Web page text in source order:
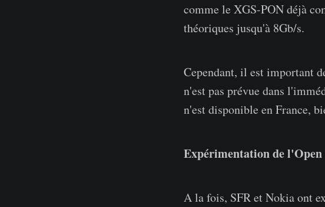
comme le XGS-PON déjà
théoriques jusqu'à 8Gb/s.
Cependant, il est important
n'est pas prévue dans
n'est disponible en France,
Expérimentation de l'Open
A la fois, SFR et Nokia ont